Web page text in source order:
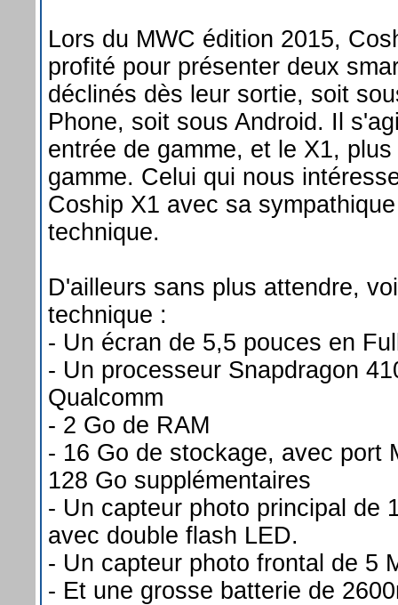
Lors du MWC édition 2015,
profité pour présenter deux
déclinés dès leur sortie, soit
Phone, soit sous Android. Il
entrée de gamme, et le X1,
gamme. Celui qui nous
Coship X1 avec sa
technique.
D'ailleurs sans plus attendre,
technique :
- Un écran de 5,5 pouces en
- Un processeur Snapdragon
Qualcomm
- 2 Go de RAM
- 16 Go de stockage, avec port
128 Go supplémentaires
- Un capteur photo principal de
avec double flash LED.
- Un capteur photo frontal de 5
- Et une grosse batterie de